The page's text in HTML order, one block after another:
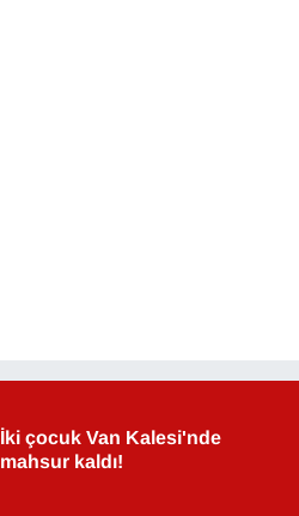
İki çocuk Van Kalesi'nde
mahsur kaldı!